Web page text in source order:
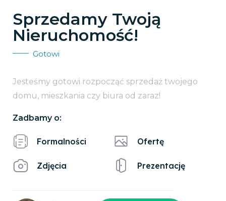
Sprzedamy Twoją
Nieruchomość!
Gotowi
Jesteśmy gotowi rozpocząć sprzedaż twojego
domu, mieszkania czy biura od zaraz!
Zadbamy o:
Formalności
Zdjęcia
Ofertę
Prezentację